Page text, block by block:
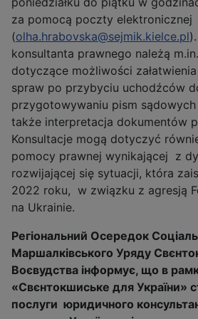
za pomocą poczty elektronicznej
(olha.hrabovska@sejmik.kielce.pl
konsultanta prawnego należą
dotyczące możliwości
spraw po przybyciu uchodźców
przygotowywaniu pism
także interpretacja dokumentów
Konsultacje mogą dotyczyć
pomocy prawnej wynikającej z
rozwijającej się sytuacji, która
2022 roku, w związku z agresją
na Ukrainie.
Регіональний Осередок
Маршалківського Уряду
Воєвудства інформує, що в
«Свєнтокшиське для України»
послуги юридичного